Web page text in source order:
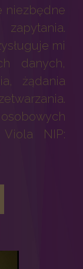
niezbędne
mi
danych,
żądania
NIP: